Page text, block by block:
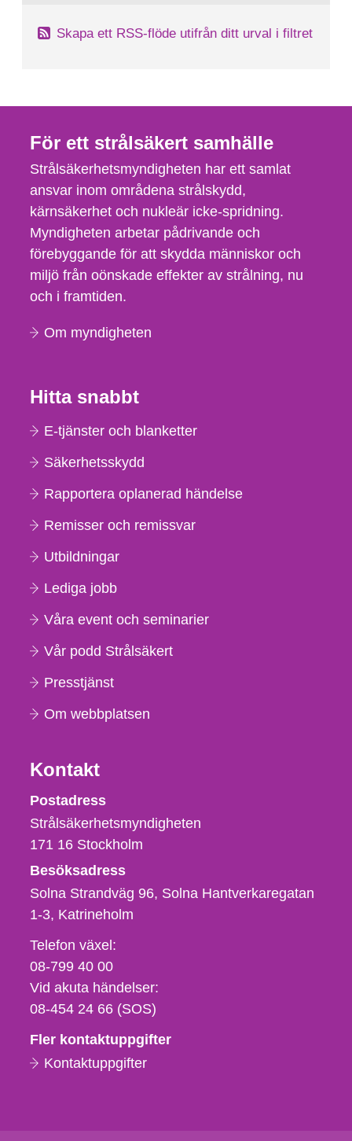
Skapa ett RSS-flöde utifrån ditt urval i filtret
För ett strålsäkert samhälle
Strålsäkerhetsmyndigheten har ett samlat
ansvar inom områdena strålskydd,
kärnsäkerhet och nukleär icke-spridning.
Myndigheten arbetar pådrivande och
förebyggande för att skydda människor och
miljö från oönskade effekter av strålning, nu
och i framtiden.
Om myndigheten
Hitta snabbt
E-tjänster och blanketter
Säkerhetsskydd
Rapportera oplanerad händelse
Remisser och remissvar
Utbildningar
Lediga jobb
Våra event och seminarier
Vår podd Strålsäkert
Presstjänst
Om webbplatsen
Kontakt
Strålsäkerhetsmyndigheten
Postadress
Strålsäkerhetsmyndigheten
171 16 Stockholm
Besöksadress
Solna Strandväg 96, Solna Hantverkaregatan
1-3 Katrineholm
Telefon,
fax
och
e-
Telefon växel:
08-799 40 00
Vid akuta händelser:
08-454 24 66 (SOS)
Fler kontaktuppgifter
Kontaktuppgifter